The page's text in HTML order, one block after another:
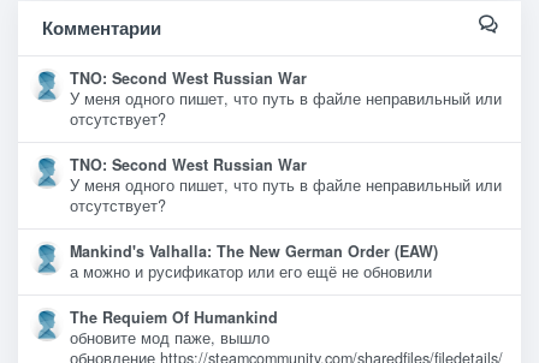
Комментарии
TNO: Second West Russian War
У меня одного пишет, что путь в файле неправильный или
отсутствует?
TNO: Second West Russian War
У меня одного пишет, что путь в файле неправильный или
отсутствует?
Mankind's Valhalla: The New German Order (EAW)
а можно и русификатор или его ещё не обновили
The Requiem Of Humankind
обновите мод паже, вышло
обновление https://steamcommunity.com/sharedfiles/filedetails/